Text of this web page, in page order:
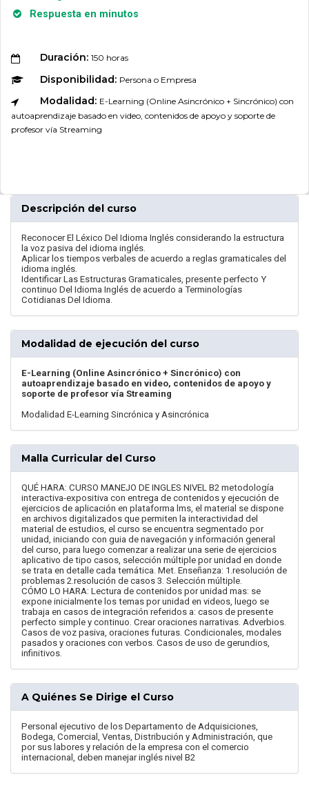
Respuesta en minutos
Duración: 150 horas
Disponibilidad: Persona o Empresa
Modalidad: E-Learning (Online Asincrónico + Sincrónico) con
autoaprendizaje basado en video, contenidos de apoyo y soporte de
profesor vía Streaming
Descripción del curso
Reconocer El Léxico Del Idioma Inglés considerando la estructura
la voz pasiva del idioma inglés.
Aplicar los tiempos verbales de acuerdo a reglas gramaticales del
idioma inglés.
Identificar Las Estructuras Gramaticales, presente perfecto Y
continuo Del Idioma Inglés de acuerdo a Terminologías
Cotidianas Del Idioma.
Modalidad de ejecución del curso
E-Learning (Online Asincrónico + Sincrónico) con
autoaprendizaje basado en video, contenidos de apoyo y
soporte de profesor vía Streaming
Modalidad E-Learning Sincrónica y Asincrónica
Malla Curricular del Curso
QUÉ HARA: CURSO MANEJO DE INGLES NIVEL B2 metodología
interactiva-expositiva con entrega de contenidos y ejecución de
ejercicios de aplicación en plataforma lms, el material se dispone
en archivos digitalizados que permiten la interactividad del
material de estudios, el curso se encuentra segmentado por
unidad, iniciando con guia de navegación y información general
del curso, para luego comenzar a realizar una serie de ejercicios
aplicativo de tipo casos, selección múltiple por unidad en donde
se trata en detalle cada temática. Met. Enseñanza: 1.resolución de
problemas 2.resolución de casos 3. Selección múltiple.
CÓMO LO HARA: Lectura de contenidos por unidad mas: se
expone inicialmente los temas por unidad en videos, luego se
trabaja en casos de integración referidos a: casos de presente
perfecto simple y continuo. Crear oraciones narrativas. Adverbios.
Casos de voz pasiva, oraciones futuras. Condicionales, modales
pasados y oraciones con verbos. Casos de uso de gerundios,
infinitivos.
A Quiénes Se Dirige el Curso
Personal ejecutivo de los Departamento de Adquisiciones,
Bodega, Comercial, Ventas, Distribución y Administración, que
por sus labores y relación de la empresa con el comercio
internacional, deben manejar inglés nivel B2